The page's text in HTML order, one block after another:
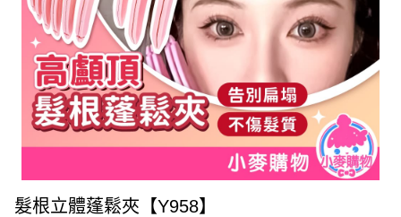
髮根立體蓬鬆夾【Y958】